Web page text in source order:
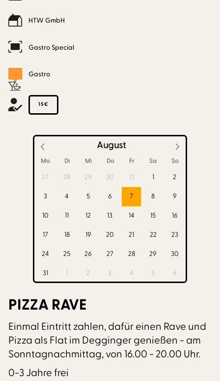
HTW GmbH
Gastro Special
Gastro
15€
August
Mo Di Mi Do Fr Sa So
27 28 29 30 31 1 2
3 4 5 6 7 8 9
10 11 12 13 14 15 16
17 18 19 20 21 22 23
24 25 26 27 28 29 30
31 1 2 3 4 5 6
PIZZA RAVE
Einmal Eintritt zahlen, dafür einen Rave und
Pizza als Flat im Degginger genießen - am
Sonntagnachmittag, von 16.00 - 20.00 Uhr.
0-3 Jahre frei